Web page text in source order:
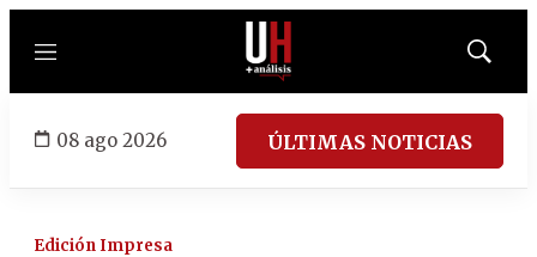
Menú
Mostrar
08 ago 2026 ÚLTIMAS NOTICIAS
Edición Impresa